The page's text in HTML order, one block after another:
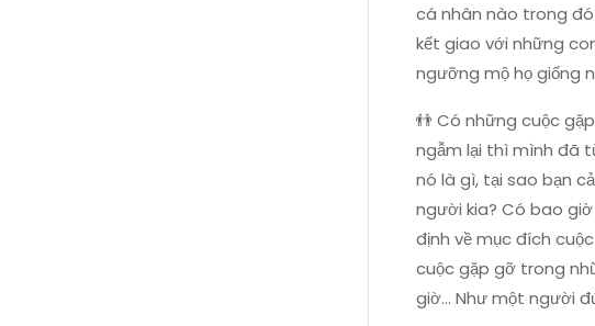
cá nhân nào trong
kết giao với những
ngưỡng mộ họ giống
👬 Có những cuộc
ngẫm lại thì mình đã
nó là gì, tại sao bạn
người kia? Có bao
định về mục đích
cuộc gặp gỡ trong
giờ... Như một người